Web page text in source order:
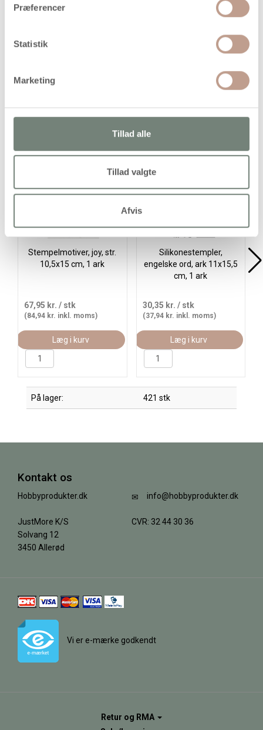
Præferencer
Statistik
Marketing
Tillad alle
Tillad valgte
Afvis
Handelsbetingelser
Træstempler med trykflade i gummi med bogstaver og tal
Stempelmotiver, joy, str.
10,5x15 cm, 1 ark
67,95 kr. / stk
(84,94 kr. inkl. moms)
Læg i kurv
Silikonestempler,
engelske ord, ark 11x15,5
cm, 1 ark
30,35 kr. / stk
(37,94 kr. inkl. moms)
Læg i kurv
På lager: 421 stk
Kontakt os
Hobbyprodukter.dk
JustMore K/S
Solvang 12
3450 Allerød
info@hobbyprodukter.dk
CVR: 32 44 30 36
Vi er e-mærke godkendt
Retur og RMA